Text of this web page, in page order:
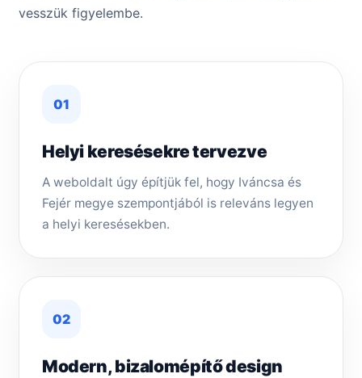
vesszük figyelembe.
01
Helyi keresésekre tervezve
A weboldalt úgy építjük fel, hogy Iváncsa és
Fejér megye szempontjából is releváns legyen
a helyi keresésekben.
02
Modern, bizalomépítő design